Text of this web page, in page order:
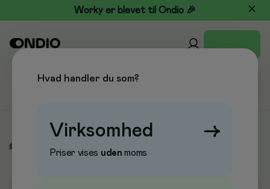
Worky er blevet til Ondio 🎉
Hvad handler du som?
Virksomhed →
Priser vises uden moms